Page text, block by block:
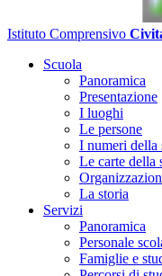
Istituto Comprensivo
Scuola
Panoramica
Presentazione
I luoghi
Le persone
I numeri della
Le carte della
La storia
Servizi
Panoramica
Personale
Famiglie e